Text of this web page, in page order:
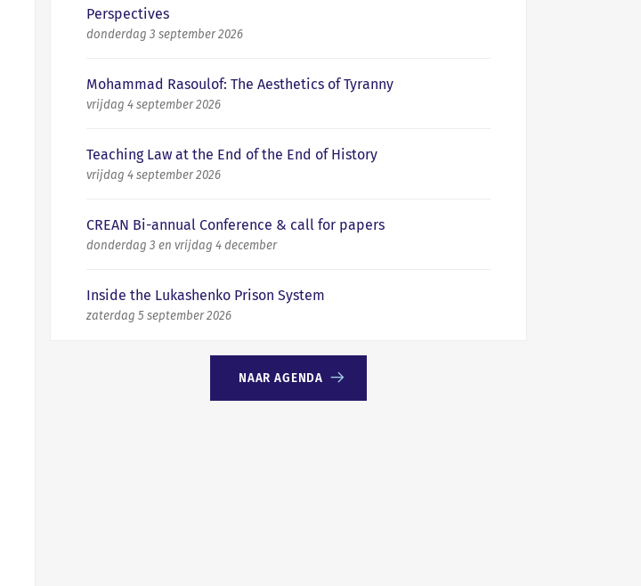
Perspectives
donderdag 3 september 2026
Mohammad Rasoulof: The Aesthetics of Tyranny
vrijdag 4 september 2026
Teaching Law at the End of the End of History
vrijdag 4 september 2026
CREAN Bi-annual Conference & call for papers
donderdag 3 en vrijdag 4 december
Inside the Lukashenko Prison System
zaterdag 5 september 2026
NAAR AGENDA